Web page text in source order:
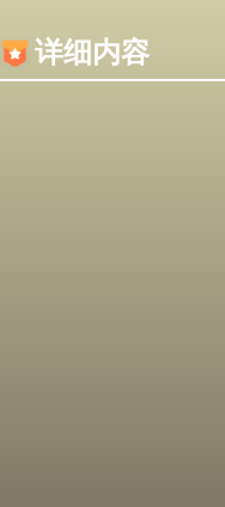
详细内容